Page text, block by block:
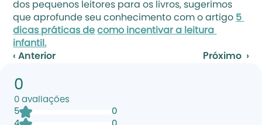
dos pequenos leitores para os livros, sugerimos
que aprofunde seu conhecimento com o artigo 5
dicas práticas de como incentivar a leitura
infantil.
‹ Anterior
Próximo  ›
0
0 avaliações
5
0